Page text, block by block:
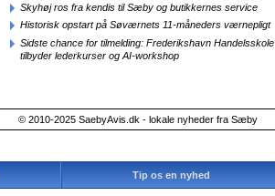
Skyhøj ros fra kendis til Sæby og butikkernes service
Historisk opstart på Søværnets 11-måneders værnepligt
Sidste chance for tilmelding: Frederikshavn Handelsskole
tilbyder lederkurser og AI-workshop
© 2010-2025 SaebyAvis.dk - lokale nyheder fra Sæby
Tip os en nyhed